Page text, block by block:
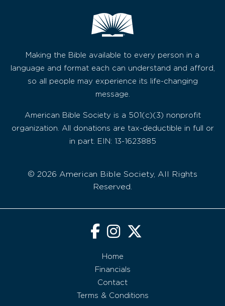
Making the Bible available to every person in a
language and format each can understand and afford,
so all people may experience its life-changing
message.
American Bible Society is a 501(c)(3) nonprofit
organization. All donations are tax-deductible in full or
in part. EIN: 13-1623885
© 2026 American Bible Society, All Rights
Reserved.
Home
Financials
Contact
Terms & Conditions